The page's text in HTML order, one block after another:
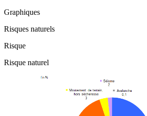
Graphiques
Risques naturels
Risque
Risque naturel